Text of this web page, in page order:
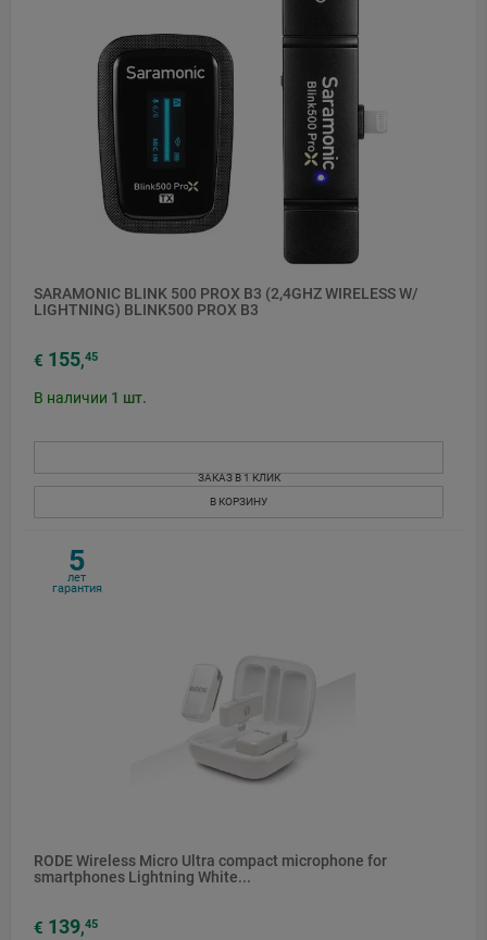
SARAMONIC BLINK 500 PROX B3 (2,4GHZ WIRELESS W/
LIGHTNING) BLINK500 PROX B3
€ 155,45
В наличии 1 шт.
ЗАКАЗ В 1 КЛИК
В КОРЗИНУ
5
лет
гарантия
RODE Wireless Micro Ultra compact microphone for
smartphones Lightning White...
€ 139,45